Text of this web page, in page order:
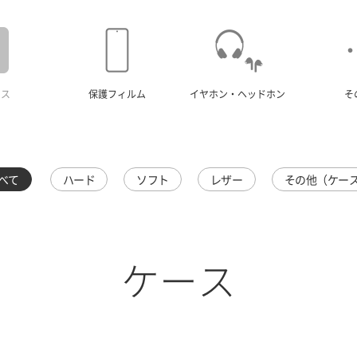
保護フィルム イヤホン・ヘッドホン そ
て ハード ソフト レザー その他（ケース
ケース